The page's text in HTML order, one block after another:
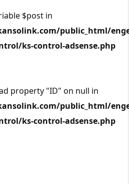
$post in
public_html/
ks-control-adsense.php
property "ID" on null in
public_html/
ks-control-adsense.php